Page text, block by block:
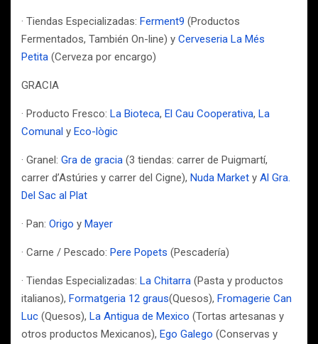
· Tiendas Especializadas: Ferment9 (Productos
Fermentados, También On-line) y Cerveseria La Més
Petita (Cerveza por encargo)
GRACIA
· Producto Fresco: La Bioteca, El Cau Cooperativa, La
Comunal y Eco-lògic
· Granel: Gra de gracia (3 tiendas: carrer de Puigmartí,
carrer d’Astúries y carrer del Cigne), Nuda Market y Al Gra.
Del Sac al Plat
· Pan: Origo y Mayer
· Carne / Pescado: Pere Popets (Pescadería)
· Tiendas Especializadas: La Chitarra (Pasta y productos
italianos), Formatgeria 12 graus(Quesos), Fromagerie Can
Luc (Quesos), La Antigua de Mexico (Tortas artesanas y
otros productos Mexicanos), Ego Galego (Conservas y